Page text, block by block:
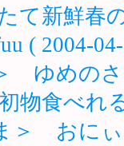
て新鮮春
( 2004-
ゆめの
物食べれ
＞ おに